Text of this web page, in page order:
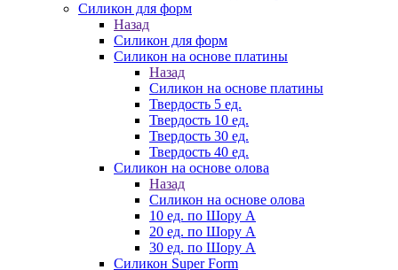
Силикон для форм
Назад
Силикон для форм
Силикон на основе платины
Назад
Силикон на основе платины
Твердость 5 ед.
Твердость 10 ед.
Твердость 30 ед.
Твердость 40 ед.
Силикон на основе олова
Назад
Силикон на основе олова
10 ед. по Шору А
20 ед. по Шору А
30 ед. по Шору А
Силикон Super Form